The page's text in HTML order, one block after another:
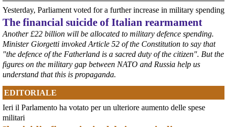
borsaitaliana.it/borsa/notizie
Si sta ragionando su un piano B per Taranto dopo la chiusura
dell’area a caldo dell’ILVA?
#ILVA
Yesterday, Parliament voted for a further increase in military spending
The financial suicide of Italian rearmament
Another £22 billion will be allocated to military defence spending.
Minister Giorgetti invoked Article 52 of the Constitution to say that
"the defence of the Fatherland is a sacred duty of the citizen". But the
figures on the military gap between NATO and Russia help us
understand that this is propaganda.
EDITORIALE
Ieri il Parlamento ha votato per un ulteriore aumento delle spese
militari